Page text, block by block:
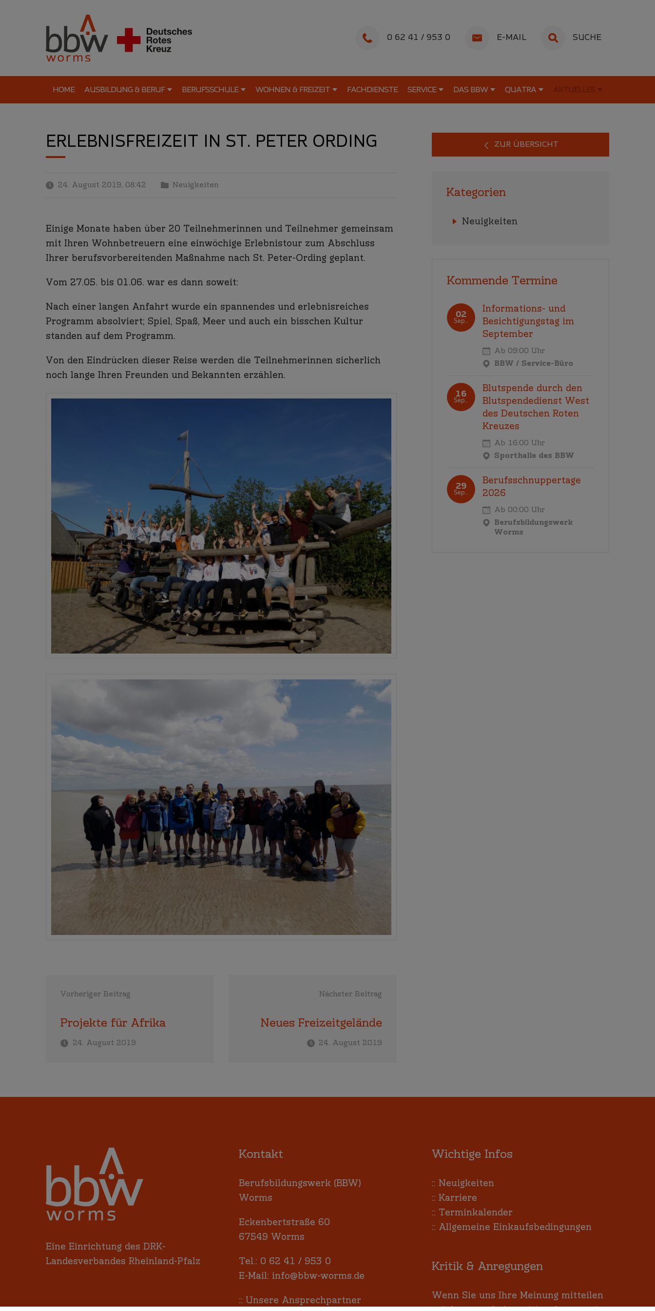
0 62 41 / 953 0 E-MAIL SUCHE
HOME AUSBILDUNG & BERUF BERUFSSCHULE WOHNEN & FREIZEIT FACHDIENSTE SERVICE DAS BBW QUATRA AKTUELLES
ERLEBNISFREIZEIT IN ST. PETER ORDING
24. August 2019, 08:42 Neuigkeiten
Einige Monate haben über 20 Teilnehmerinnen und Teilnehmer gemeinsam
mit Ihren Wohnbetreuern eine einwöchige Erlebnistour zum Abschluss
Ihrer berufsvorbereitenden Maßnahme nach St. Peter-Ording geplant.
Vom 27.05. bis 01.06. war es dann soweit:
Nach einer langen Anfahrt wurde ein spannendes und erlebnisreiches
Programm absolviert; Spiel, Spaß, Meer und auch ein bisschen Kultur
standen auf dem Programm.
Von den Eindrücken dieser Reise werden die Teilnehmerinnen sicherlich
noch lange Ihren Freunden und Bekannten erzählen.
Vorheriger Beitrag
Projekte für Afrika
24. August 2019
Nächster Beitrag
Neues Freizeitgelände
24. August 2019
ZUR ÜBERSICHT
Kategorien
Neuigkeiten
Kommende Termine
02
Sep..
Informations- und
Besichtigungstag im
September
Ab 09:00 Uhr
BBW / Service-Büro
16
Sep..
Blutspende durch den
Blutspendedienst West
des Deutschen Roten
Kreuzes
Ab 16:00 Uhr
Sporthalle des BBW
29
Sep..
Berufsschnuppertage
2026
Ab 00:00 Uhr
Berufsbildungswerk
Worms
Eine Einrichtung des DRK-
Landesverbandes Rheinland-Pfalz
Kontakt
Berufsbildungswerk (BBW)
Worms
Eckenbertstraße 60
67549 Worms
Tel.: 0 62 41 / 953 0
E-Mail: info@bbw-worms.de
:: Unsere Ansprechpartner
Wichtige Infos
:: Neuigkeiten
:: Karriere
:: Terminkalender
:: Allgemeine Einkaufsbedingungen
Kritik & Anregungen
Wenn Sie uns Ihre Meinung mitteilen